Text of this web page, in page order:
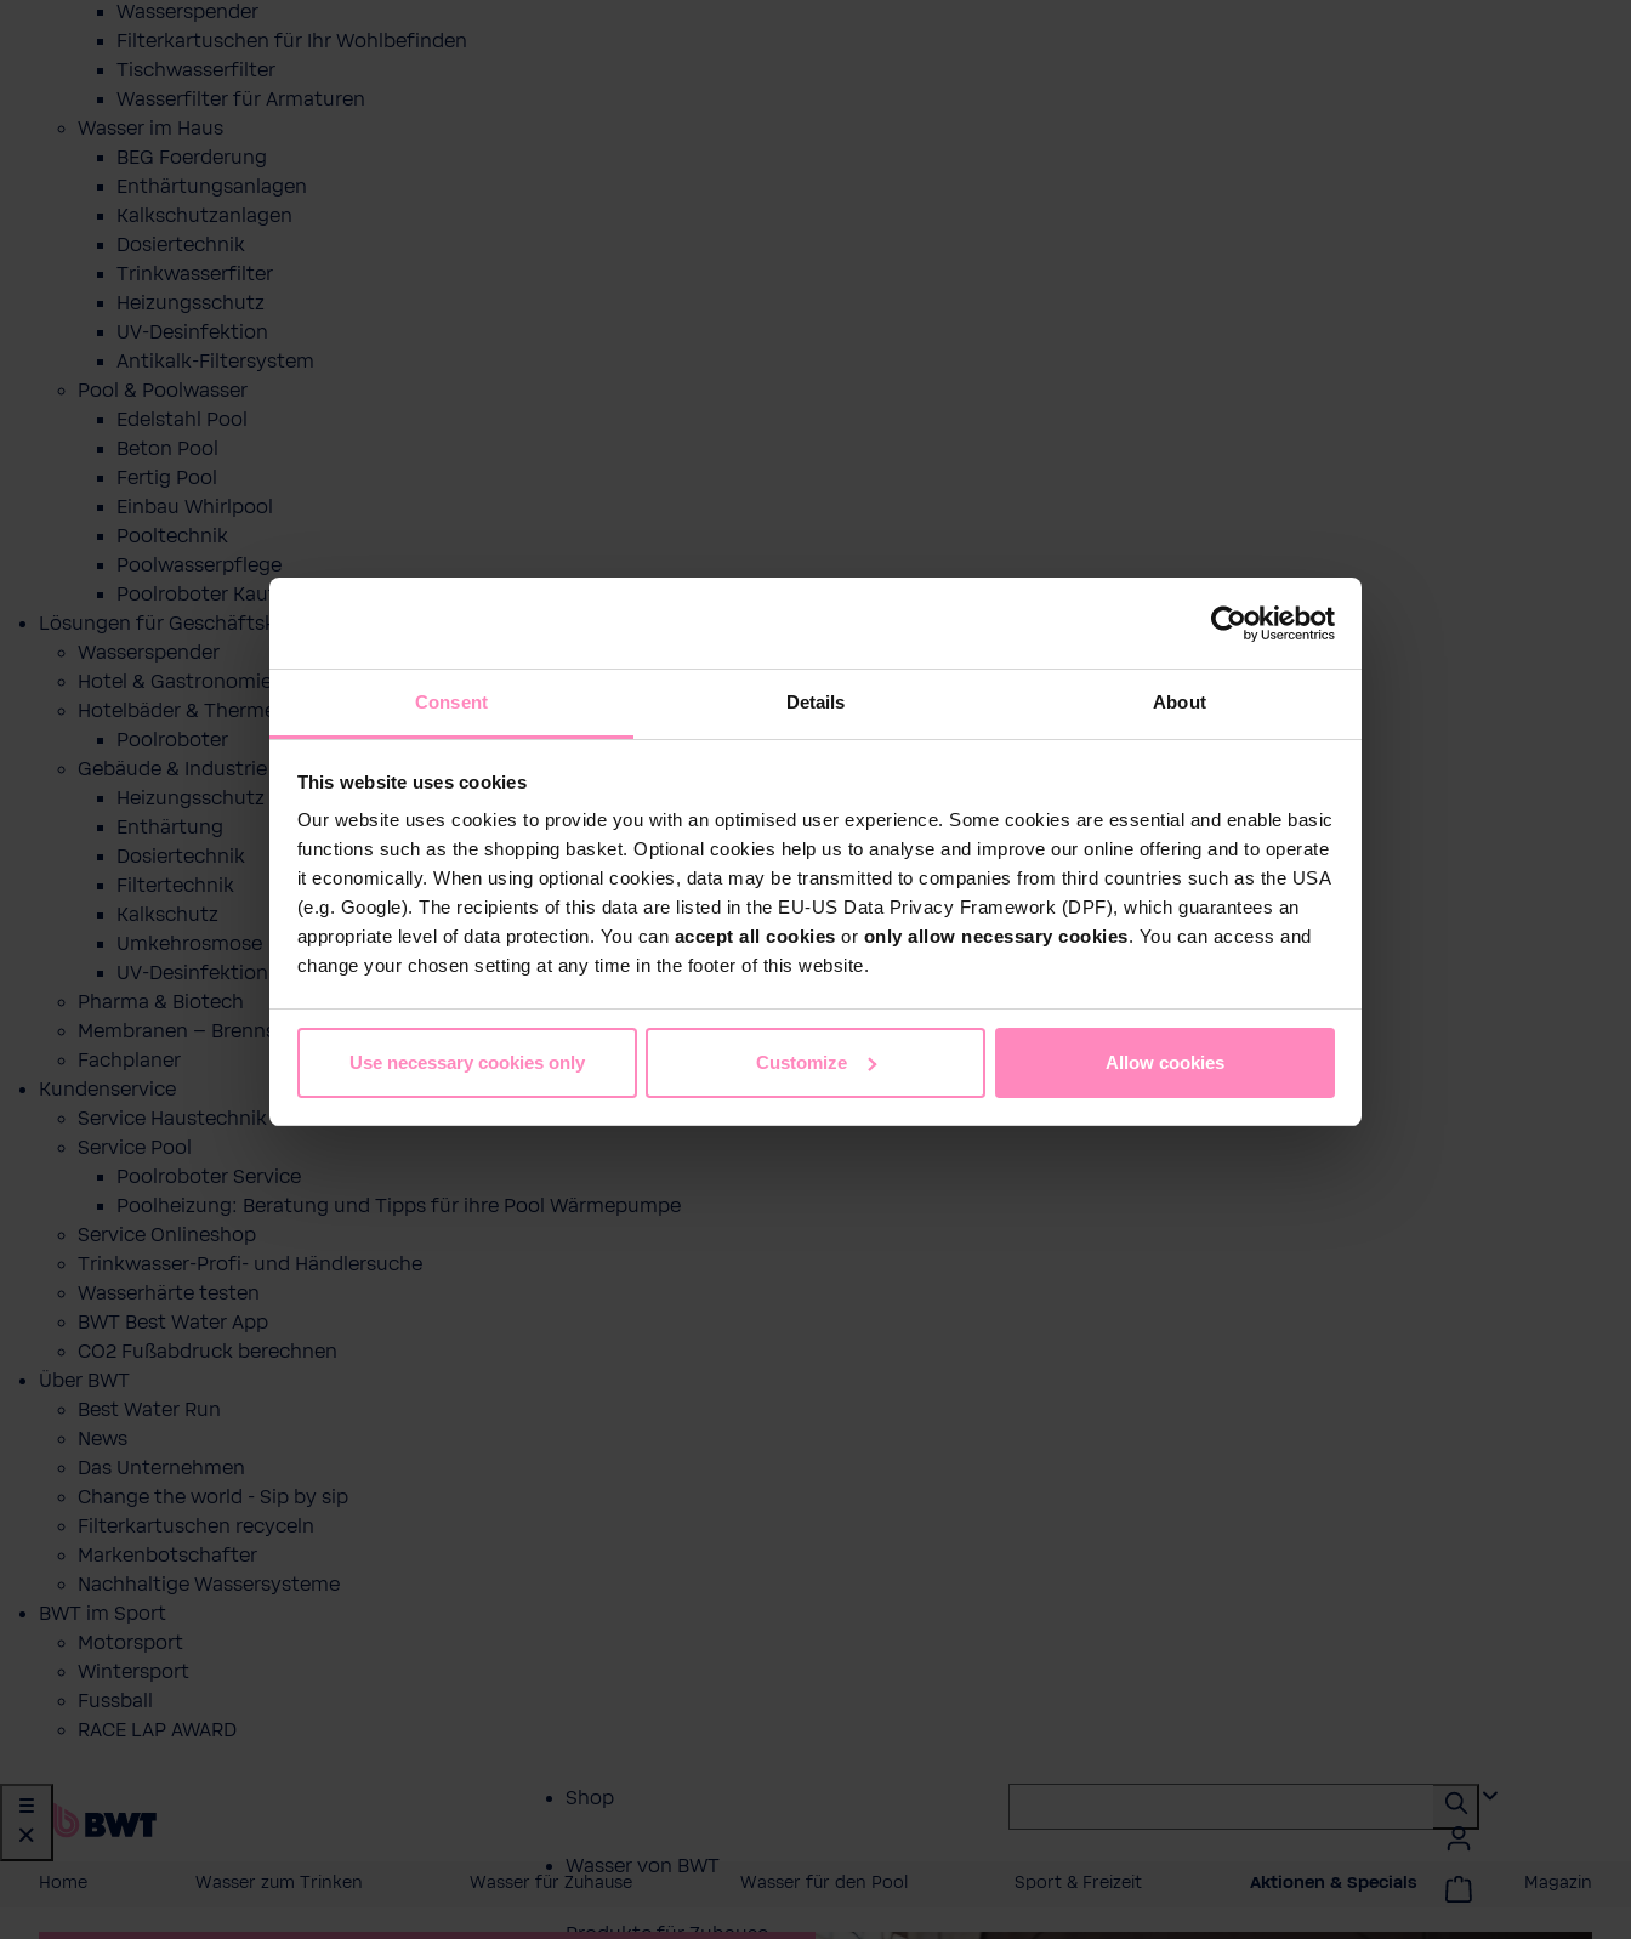
Consent Details About
This website uses cookies
Our website uses cookies to provide you with an optimised user experience. Some cookies are essential and enable basic
functions such as the shopping basket. Optional cookies help us to analyse and improve our online offering and to operate
it economically. When using optional cookies, data may be transmitted to companies from third countries such as the USA
(e.g. Google). The recipients of this data are listed in the EU-US Data Privacy Framework (DPF), which guarantees an
appropriate level of data protection. You can accept all cookies or only allow necessary cookies. You can access and
change your chosen setting at any time in the footer of this website.
Use necessary cookies only Customize Allow cookies
Wasserspender
Filterkartuschen für Ihr Wohlbefinden
Tischwasserfilter
Wasserfilter für Armaturen
Wasser im Haus
BEG Foerderung
Enthärtungsanlagen
Kalkschutzanlagen
Dosiertechnik
Trinkwasserfilter
Heizungsschutz
UV-Desinfektion
Antikalk-Filtersystem
Pool & Poolwasser
Edelstahl Pool
Beton Pool
Fertig Pool
Einbau Whirlpool
Pooltechnik
Poolwasserpflege
Poolroboter Kaufberatung und Tipps
Lösungen für Geschäftskunden
Wasserspender
Hotel & Gastronomie
Hotelbäder & Thermen
Poolroboter
Gebäude & Industrie
Heizungsschutz
Enthärtung
Dosiertechnik
Filtertechnik
Kalkschutz
Umkehrosmose
UV-Desinfektion
Pharma & Biotech
Membranen – Brennstoffzelle
Fachplaner
Kundenservice
Service Haustechnik
Service Pool
Poolroboter Service
Poolheizung: Beratung und Tipps für ihre Pool Wärmepumpe
Service Onlineshop
Trinkwasser-Profi- und Händlersuche
Wasserhärte testen
BWT Best Water App
CO2 Fußabdruck berechnen
Über BWT
Best Water Run
News
Das Unternehmen
Change the world - Sip by sip
Filterkartuschen recyceln
Markenbotschafter
Nachhaltige Wassersysteme
BWT im Sport
Motorsport
Wintersport
Fussball
RACE LAP AWARD
Shop
Wasser von BWT
Produkte für Zuhause
Home Wasser zum Trinken Wasser für Zuhause Wasser für den Pool Sport & Freizeit Aktionen & Specials Magazin